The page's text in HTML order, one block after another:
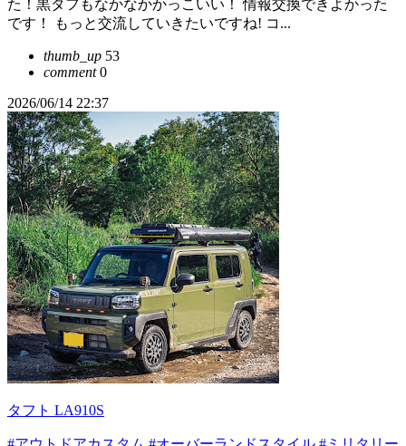
た！黒タフもなかなかかっこいい！ 情報交換できよかった
です！ もっと交流していきたいですね! コ...
thumb_up 53
comment0
2026/06/14 22:37
タフト LA910S